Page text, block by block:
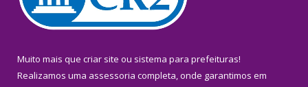
Muito mais que criar site ou sistema para prefeituras!
Realizamos uma assessoria completa, onde garantimos em